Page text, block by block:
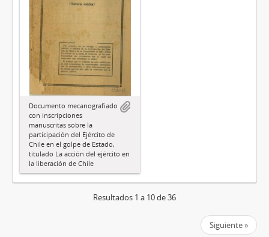
Documento mecanografiado
con inscripciones
manuscritas sobre la
participación del Ejército de
Chile en el golpe de Estado,
titulado La acción del ejército en
la liberación de Chile
Resultados 1 a 10 de 36
Siguiente »